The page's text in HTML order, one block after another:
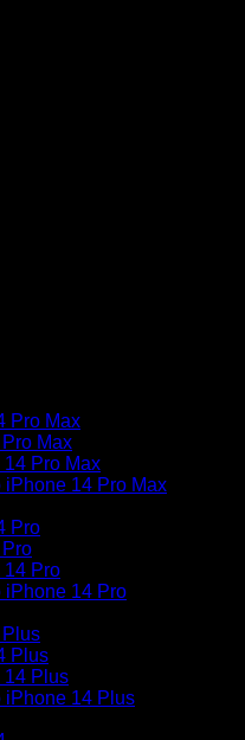
Pro Max
Max
Pro Max
iPhone 14 Pro Max
Pro
14 Pro
iPhone 14 Pro
Plus
14 Plus
iPhone 14 Plus